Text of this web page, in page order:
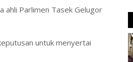
ahli Parlimen Tasek Gelugor
untuk menyertai